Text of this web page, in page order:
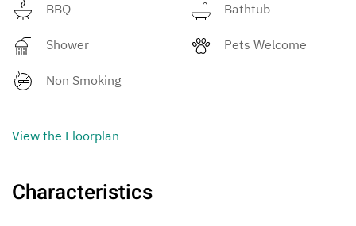
BBQ Bathtub
Shower Pets Welcome
Non Smoking
View the Floorplan
Characteristics